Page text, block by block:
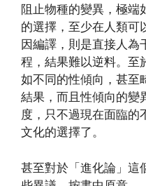
阻止物種的變異，極端
的選擇，至少在人類可
因編譯，則是直接人為
程，結果難以逆料。至
如不同的性傾向，甚至
結果，而且性傾向的變
度，只不過現在面臨的
文化的選擇了。
甚至對於「進化論」這